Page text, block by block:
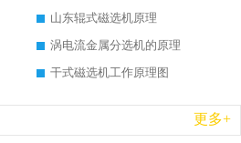
山东辊式磁选机原理
涡电流金属分选机的原理
干式磁选机工作原理图
更多+